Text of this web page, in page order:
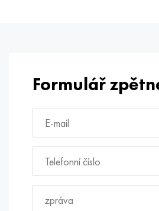
Formulář
Udimet 720